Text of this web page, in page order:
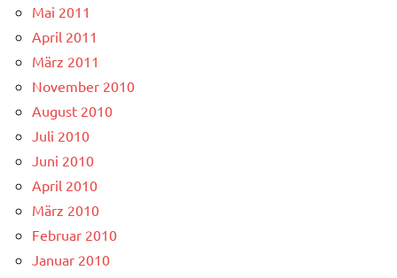
Mai 2011
April 2011
März 2011
November 2010
August 2010
Juli 2010
Juni 2010
April 2010
März 2010
Februar 2010
Januar 2010